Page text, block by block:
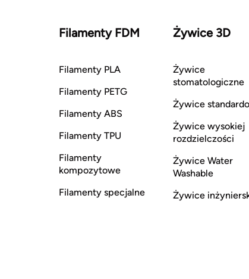
Filamenty FDM
Filamenty PLA
Filamenty PETG
Filamenty ABS
Filamenty TPU
Filamenty
kompozytowe
Filamenty specjalne
Żywice 3D
Żywice
stomatologiczne
Żywice
Żywice wysokiej
rozdzielczości
Żywice Water
Washable
Żywice